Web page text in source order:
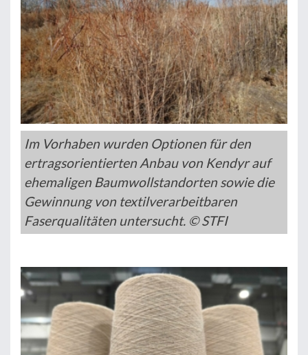
Im Vorhaben wurden Optionen für den
ertragsorientierten Anbau von Kendyr auf
ehemaligen Baumwollstandorten sowie die
Gewinnung von textilverarbeitbaren
Faserqualitäten untersucht. © STFI